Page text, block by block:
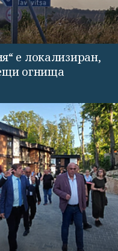
е локализиран,
огнища